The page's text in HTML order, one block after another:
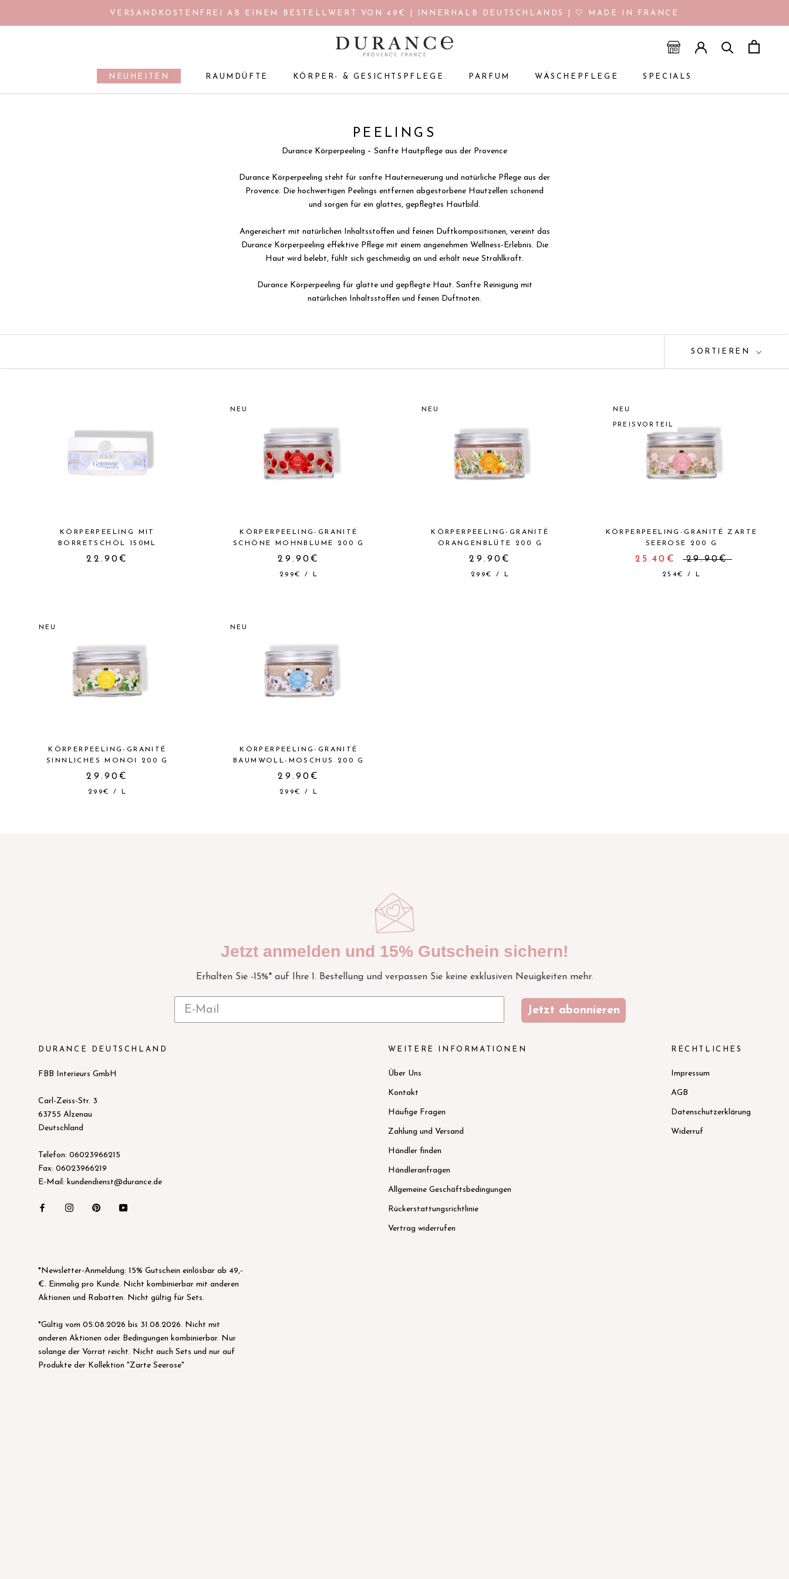
VERSANDKOSTENFREI AB EINEM BESTELLWERT VON 49€ | INNERHALB DEUTSCHLANDS | 🤍 MADE IN FRANCE
NEUHEITEN
RAUMDÜFTE
KÖRPER- & GESICHTSPFLEGE
PARFUM
WÄSCHEPFLEGE
SPECIALS
PEELINGS
Durance Körperpeeling – Sanfte Hautpflege aus der Provence
Durance Körperpeeling steht für sanfte Hauterneuerung und natürliche Pflege aus der
Provence. Die hochwertigen Peelings entfernen abgestorbene Hautzellen schonend
und sorgen für ein glattes, gepflegtes Hautbild.
Angereichert mit natürlichen Inhaltsstoffen und feinen Duftkompositionen, vereint das
Durance Körperpeeling effektive Pflege mit einem angenehmen Wellness-Erlebnis. Die
Haut wird belebt, fühlt sich geschmeidig an und erhält neue Strahlkraft.
Durance Körperpeeling für glatte und gepflegte Haut. Sanfte Reinigung mit
natürlichen Inhaltsstoffen und feinen Duftnoten.
SORTIEREN
KÖRPERPEELING MIT
BORRETSCHÖL 150ML
22.90€
NEU
KÖRPERPEELING-GRANITÉ
SCHÖNE MOHNBLUME 200 G
29.90€
299€ / L
NEU
KÖRPERPEELING-GRANITÉ
ORANGENBLÜTE 200 G
29.90€
299€ / L
NEU
PREISVORTEIL
KÖRPERPEELING-GRANITÉ ZARTE
SEEROSE 200 G
25.40€ 29.90€
254€ / L
NEU
KÖRPERPEELING-GRANITÉ
SINNLICHES MONOI 200 G
29.90€
299€ / L
NEU
KÖRPERPEELING-GRANITÉ
BAUMWOLL-MOSCHUS 200 G
29.90€
299€ / L
Jetzt anmelden und 15% Gutschein sichern!
Erhalten Sie -15%* auf Ihre 1. Bestellung und verpassen Sie keine exklusiven Neuigkeiten mehr.
Jetzt abonnieren
DURANCE DEUTSCHLAND
FBB Interieurs GmbH
Carl-Zeiss-Str. 3
63755 Alzenau
Deutschland
Telefon: 06023966215
Fax: 06023966219
E-Mail: kundendienst@durance.de
WEITERE INFORMATIONEN
Über Uns
Kontakt
Häufige Fragen
Zahlung und Versand
Händler finden
Händleranfragen
Allgemeine Geschäftsbedingungen
Rückerstattungsrichtlinie
Vertrag widerrufen
RECHTLICHES
Impressum
AGB
Datenschutzerklärung
Widerruf
*Newsletter-Anmeldung: 15% Gutschein einlösbar ab 49,-
€. Einmalig pro Kunde. Nicht kombinierbar mit anderen
Aktionen und Rabatten. Nicht gültig für Sets.
*Gültig vom 05.08.2026 bis 31.08.2026. Nicht mit
anderen Aktionen oder Bedingungen kombinierbar. Nur
solange der Vorrat reicht. Nicht auch Sets und nur auf
Produkte der Kollektion "Zarte Seerose"